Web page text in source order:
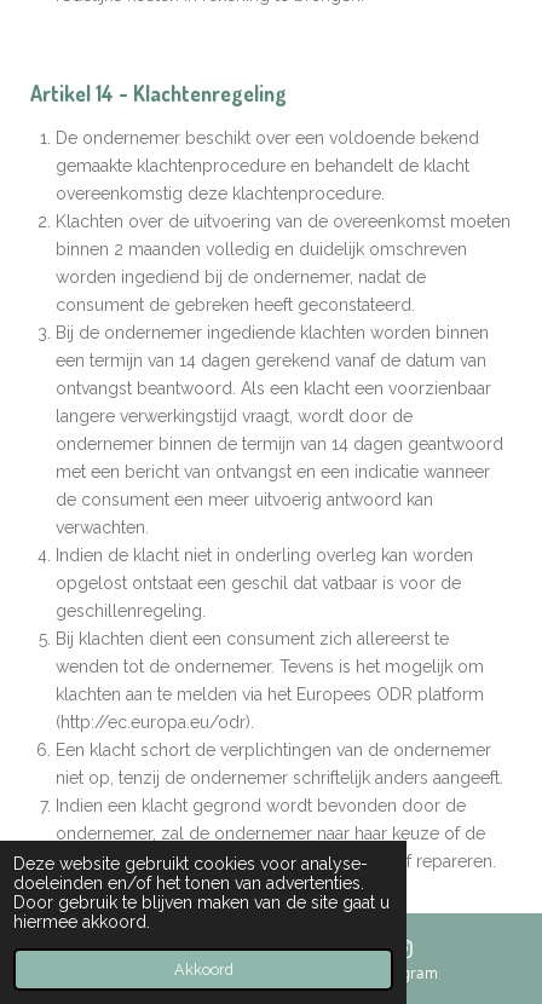
Deze website gebruikt cookies voor analyse-
doeleinden en/of het tonen van advertenties.
Door gebruik te blijven maken van de site gaat u
hiermee akkoord.
Akkoord
Artikel 14 - Klachtenregeling
De ondernemer beschikt over een voldoende bekend
gemaakte klachtenprocedure en behandelt de klacht
overeenkomstig deze klachtenprocedure.
Klachten over de uitvoering van de overeenkomst moeten
binnen 2 maanden volledig en duidelijk omschreven
worden ingediend bij de ondernemer, nadat de
consument de gebreken heeft geconstateerd.
Bij de ondernemer ingediende klachten worden binnen
een termijn van 14 dagen gerekend vanaf de datum van
ontvangst beantwoord. Als een klacht een voorzienbaar
langere verwerkingstijd vraagt, wordt door de
ondernemer binnen de termijn van 14 dagen geantwoord
met een bericht van ontvangst en een indicatie wanneer
de consument een meer uitvoerig antwoord kan
verwachten.
Indien de klacht niet in onderling overleg kan worden
opgelost ontstaat een geschil dat vatbaar is voor de
geschillenregeling.
Bij klachten dient een consument zich allereerst te
wenden tot de ondernemer. Tevens is het mogelijk om
klachten aan te melden via het Europees ODR platform
(http://ec.europa.eu/odr).
Een klacht schort de verplichtingen van de ondernemer
niet op, tenzij de ondernemer schriftelijk anders aangeeft.
Indien een klacht gegrond wordt bevonden door de
ondernemer, zal de ondernemer naar haar keuze of de
geleverde producten kosteloos vervangen of repareren.
Artikel 15 - Geschillen
E-mailadres Instagram